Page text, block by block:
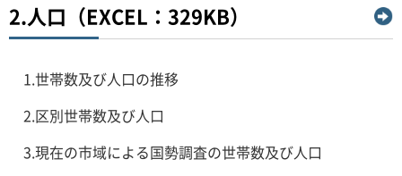
2.人口（EXCEL：329KB）
1.世帯数及び人口の推移
2.区別世帯数及び人口
3.現在の市域による国勢調査の世帯数及び人口